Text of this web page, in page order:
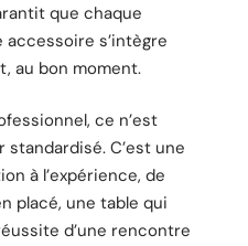
que chaque
s’intègre
au bon moment.
ce n’est
C’est une
à l’expérience, de
placé, une table qui
d’une rencontre